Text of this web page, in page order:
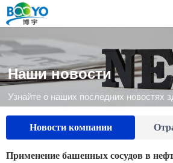
Наши новости
Узнайте о наших последних новостях
Новости компании
Применение башенных сосудов в